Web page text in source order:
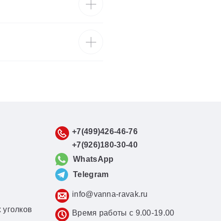
+7(499)426-46-76
+7(926)180-30-40
WhatsApp
Telegram
info@vanna-ravak.ru
Время работы с 9.00-19.00